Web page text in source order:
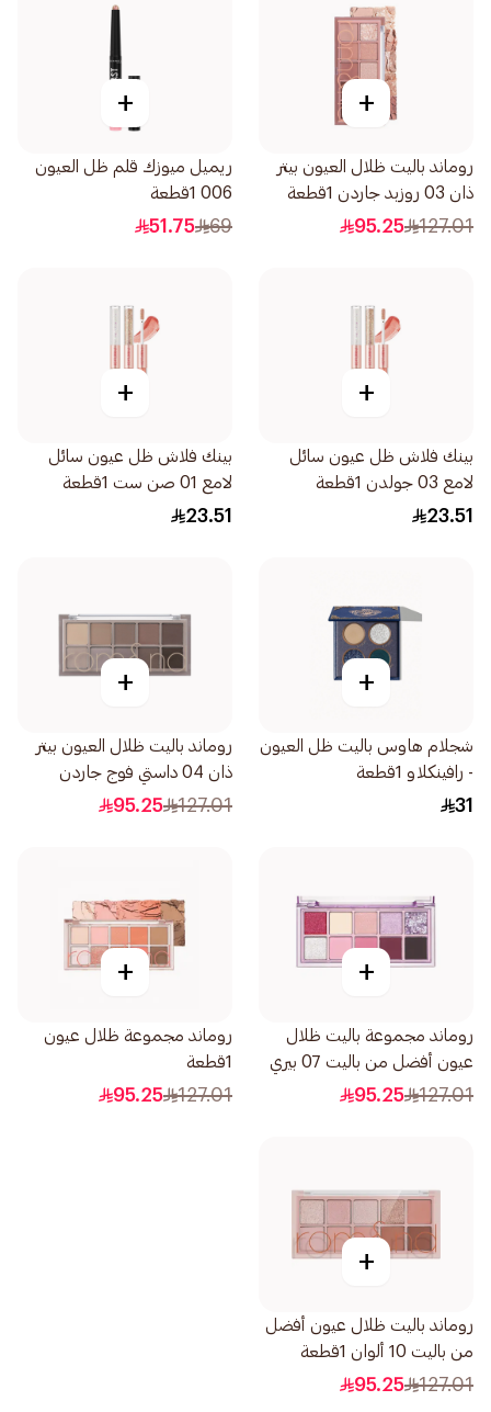
+
روماند باليت ظلال العيون بيتر
ذان 03 روزبد جاردن 1قطعة
127.01
95.25
+
ريميل ميوزك قلم ظل العيون
006 1قطعة
69
51.75
+
بينك فلاش ظل عيون سائل
لامع 03 جولدن 1قطعة
23.51
+
بينك فلاش ظل عيون سائل
لامع 01 صن ست 1قطعة
23.51
+
شجلام هاوس باليت ظل العيون
- رافينكلاو 1قطعة
31
+
روماند باليت ظلال العيون بيتر
ذان 04 داستي فوج جاردن
1قطعة
127.01
95.25
+
روماند مجموعة باليت ظلال
عيون أفضل من باليت 07 بيري
فوشيا جاردن 1قطعة
127.01
95.25
+
روماند مجموعة ظلال عيون
1قطعة
127.01
95.25
+
روماند باليت ظلال عيون أفضل
من باليت 10 ألوان 1قطعة
127.01
95.25